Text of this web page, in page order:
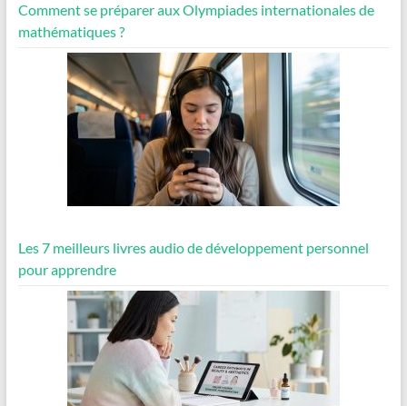
Comment se préparer aux Olympiades internationales de
mathématiques ?
Les 7 meilleurs livres audio de développement personnel
pour apprendre